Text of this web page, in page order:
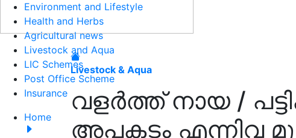
Environment and Lifestyle
Health and Herbs
Agricultural news
Livestock and Aqua
LIC Schemes
Post Office Scheme
Insurance
Home
Livestock & Aqua
വളർത്ത് നായ /
അപകടം എന്നിവ